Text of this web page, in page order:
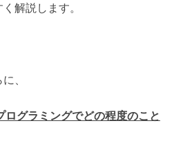
解説します。
、
ログラミングでどの程度のこと